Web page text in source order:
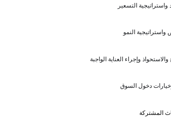
التسعير
واستراتيجية النمو
وإجراء العناية الواجبة
دخول السوق
المشتركة